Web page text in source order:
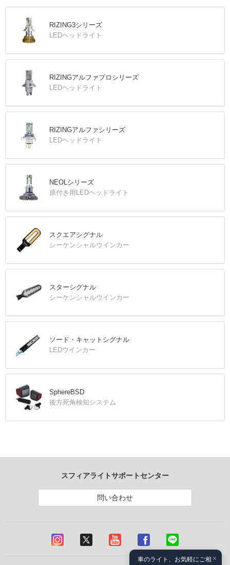
RIZING3シリーズ
LEDヘッドライト
RIZINGアルファプロシリーズ
LEDヘッドライト
RIZINGアルファシリーズ
LEDヘッドライト
NEOLシリーズ
原付き用LEDヘッドライト
スクエアシグナル
シーケンシャルウインカー
スターシグナル
シーケンシャルウインカー
ソード・キャットシグナル
LEDウインカー
SphereBSD
後方死角検知システム
スフィアライトサポートセンター
問い合わせ
×
車のライト、お気軽にご相